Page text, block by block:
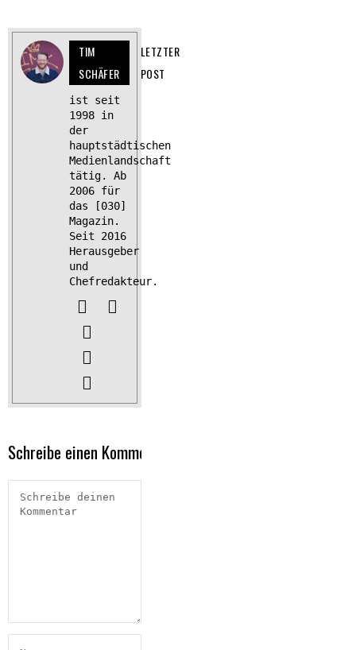
TIM
SCHÄFER
LETZTER
POST
ist seit
1998 in
der
hauptstädtischen
Medienlandschaft
tätig. Ab
2006 für
das [030]
Magazin.
Seit 2016
Herausgeber
und
Chefredakteur.
Schreibe einen Kommentar